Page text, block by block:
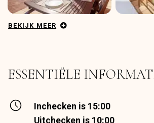
BEKIJK MEER
ESSENTIËLE
Inchecken is 15:00
Uitchecken is 10:00